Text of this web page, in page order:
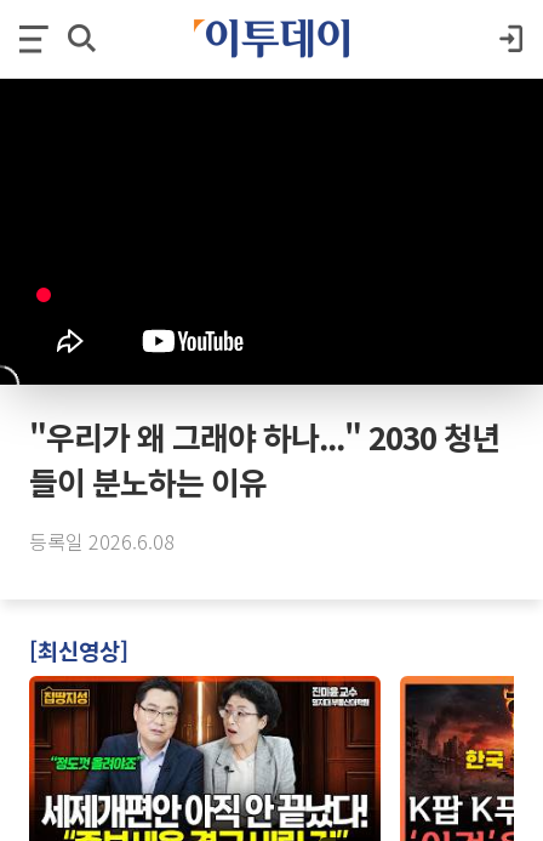
"우리가 왜 그래야 하나..." 2030 청년
들이 분노하는 이유
등록일 2026.6.08
[최신영상]